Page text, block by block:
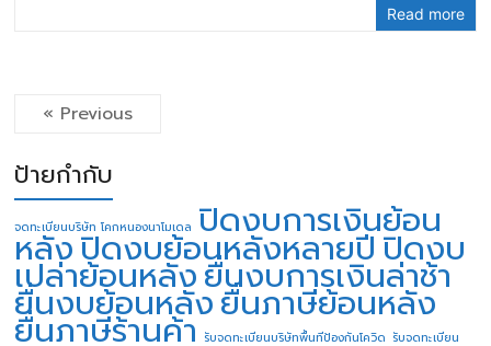
Read more
« Previous
ป้ายกำกับ
จดทะเบียนบริษัท โคกหนองนาโมเดล ปิดงบการเงินย้อน
หลังปิดงบย้อนหลังหลายปี ปิดงบ
เปล่าย้อนหลังยื่นงบการเงินล่าช้า
ยื่นงบย้อนหลังยื่นภาษีย้อนหลัง
ยื่นภาษีร้านค้า รับจดทะเบียนบริษัทพื้นทีป้องกันโควิด รับจดทะเบียน